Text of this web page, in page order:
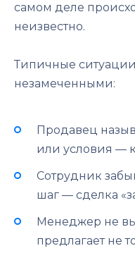
самом деле
неизвестно.
Типичные
незамеченными:
Продавец
или условия —
Сотрудник
шаг — сделка
Менеджер не
предлагает не